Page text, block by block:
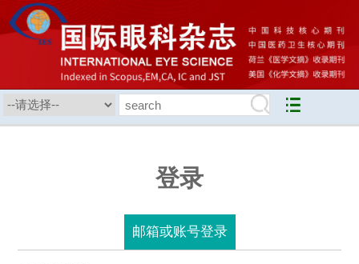
登录
邮箱或账号登录